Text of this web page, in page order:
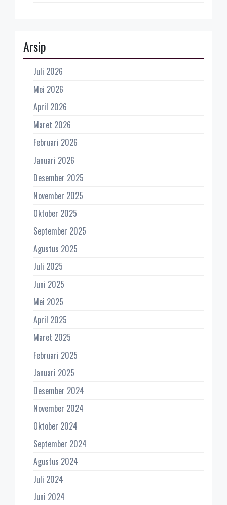
Arsip
Juli 2026
Mei 2026
April 2026
Maret 2026
Februari 2026
Januari 2026
Desember 2025
November 2025
Oktober 2025
September 2025
Agustus 2025
Juli 2025
Juni 2025
Mei 2025
April 2025
Maret 2025
Februari 2025
Januari 2025
Desember 2024
November 2024
Oktober 2024
September 2024
Agustus 2024
Juli 2024
Juni 2024